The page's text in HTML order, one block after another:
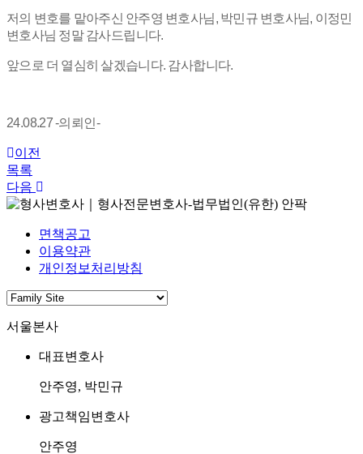
저의 변호를 맡아주신 안주영 변호사님, 박민규 변호사님, 이정민
변호사님 정말 감사드립니다.
앞으로 더 열심히 살겠습니다. 감사합니다.
24.08.27 -의뢰인-
이전
목록
다음
면책공고
이용약관
개인정보처리방침
서울본사
대표변호사
안주영, 박민규
광고책임변호사
안주영